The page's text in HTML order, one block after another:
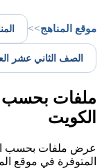
موقع المناهج>>
ملفات بحسب
الكويت
عرض ملفات بحسب
المتوفرة في موقع